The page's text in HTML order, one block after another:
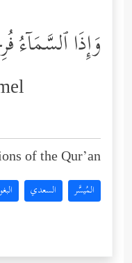
وَإِذَا ٱلسَّمَاۤءُ
of the Qur’an:
المُيسَّر السعدي